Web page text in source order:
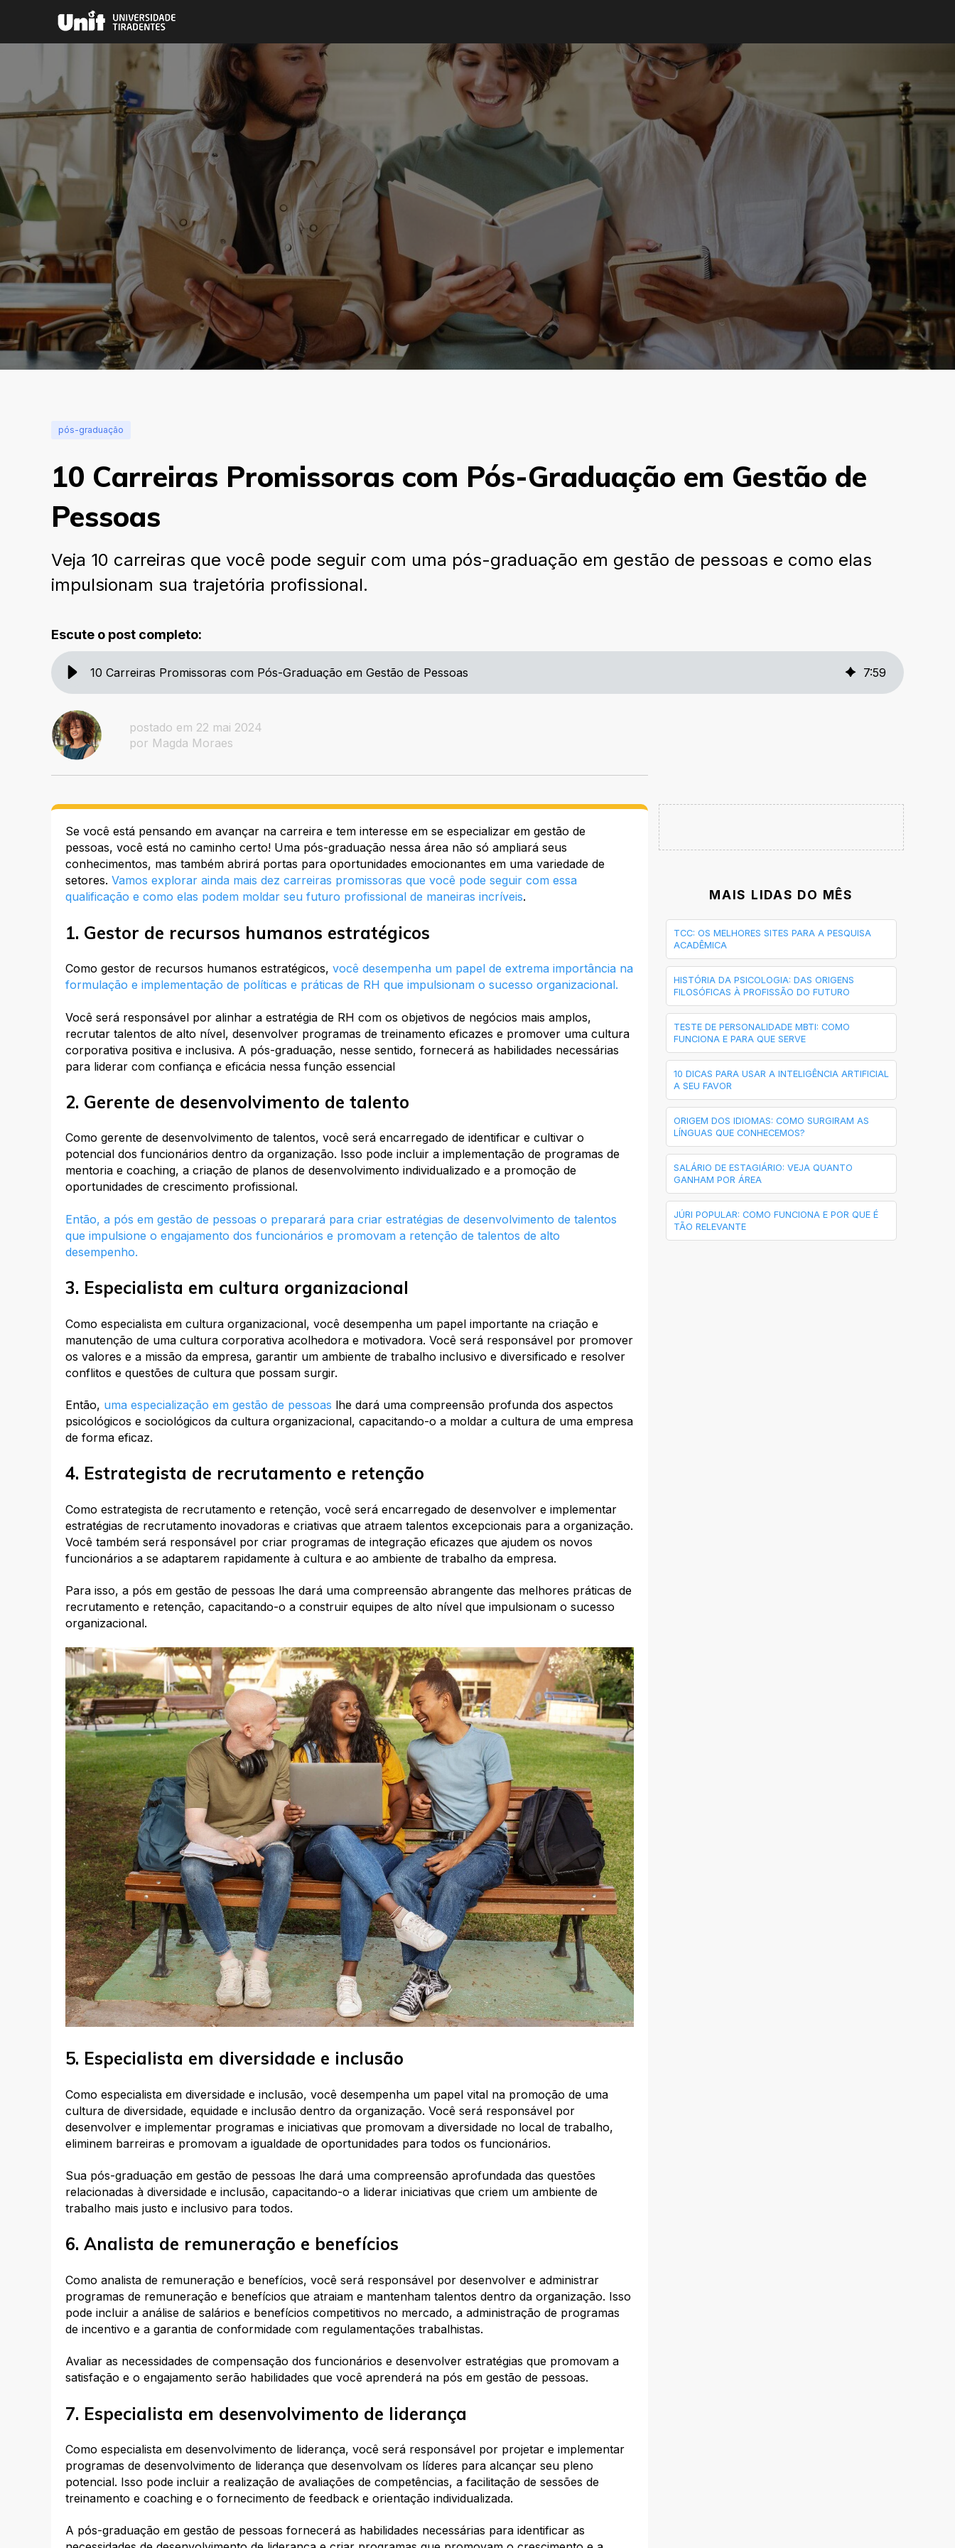
pós-graduação
10 Carreiras Promissoras com Pós-Graduação em Gestão de
Pessoas
Veja 10 carreiras que você pode seguir com uma pós-graduação em gestão de pessoas e como elas
impulsionam sua trajetória profissional.
Escute o post completo:
10 Carreiras Promissoras com Pós-Graduação em Gestão de Pessoas 7:59
postado em 22 mai 2024
por Magda Moraes
Se você está pensando em avançar na carreira e tem interesse em se especializar em gestão de
pessoas, você está no caminho certo! Uma pós-graduação nessa área não só ampliará seus
conhecimentos, mas também abrirá portas para oportunidades emocionantes em uma variedade de
setores. Vamos explorar ainda mais dez carreiras promissoras que você pode seguir com essa
qualificação e como elas podem moldar seu futuro profissional de maneiras incríveis.
1. Gestor de recursos humanos estratégicos
Como gestor de recursos humanos estratégicos, você desempenha um papel de extrema importância na
formulação e implementação de políticas e práticas de RH que impulsionam o sucesso organizacional.
Você será responsável por alinhar a estratégia de RH com os objetivos de negócios mais amplos,
recrutar talentos de alto nível, desenvolver programas de treinamento eficazes e promover uma cultura
corporativa positiva e inclusiva. A pós-graduação, nesse sentido, fornecerá as habilidades necessárias
para liderar com confiança e eficácia nessa função essencial
2. Gerente de desenvolvimento de talento
Como gerente de desenvolvimento de talentos, você será encarregado de identificar e cultivar o
potencial dos funcionários dentro da organização. Isso pode incluir a implementação de programas de
mentoria e coaching, a criação de planos de desenvolvimento individualizado e a promoção de
oportunidades de crescimento profissional.
Então, a pós em gestão de pessoas o preparará para criar estratégias de desenvolvimento de talentos
que impulsione o engajamento dos funcionários e promovam a retenção de talentos de alto
desempenho.
3. Especialista em cultura organizacional
Como especialista em cultura organizacional, você desempenha um papel importante na criação e
manutenção de uma cultura corporativa acolhedora e motivadora. Você será responsável por promover
os valores e a missão da empresa, garantir um ambiente de trabalho inclusivo e diversificado e resolver
conflitos e questões de cultura que possam surgir.
Então, uma especialização em gestão de pessoas lhe dará uma compreensão profunda dos aspectos
psicológicos e sociológicos da cultura organizacional, capacitando-o a moldar a cultura de uma empresa
de forma eficaz.
4. Estrategista de recrutamento e retenção
Como estrategista de recrutamento e retenção, você será encarregado de desenvolver e implementar
estratégias de recrutamento inovadoras e criativas que atraem talentos excepcionais para a organização.
Você também será responsável por criar programas de integração eficazes que ajudem os novos
funcionários a se adaptarem rapidamente à cultura e ao ambiente de trabalho da empresa.
Para isso, a pós em gestão de pessoas lhe dará uma compreensão abrangente das melhores práticas de
recrutamento e retenção, capacitando-o a construir equipes de alto nível que impulsionam o sucesso
organizacional.
5. Especialista em diversidade e inclusão
Como especialista em diversidade e inclusão, você desempenha um papel vital na promoção de uma
cultura de diversidade, equidade e inclusão dentro da organização. Você será responsável por
desenvolver e implementar programas e iniciativas que promovam a diversidade no local de trabalho,
eliminem barreiras e promovam a igualdade de oportunidades para todos os funcionários.
Sua pós-graduação em gestão de pessoas lhe dará uma compreensão aprofundada das questões
relacionadas à diversidade e inclusão, capacitando-o a liderar iniciativas que criem um ambiente de
trabalho mais justo e inclusivo para todos.
6. Analista de remuneração e benefícios
Como analista de remuneração e benefícios, você será responsável por desenvolver e administrar
programas de remuneração e benefícios que atraiam e mantenham talentos dentro da organização. Isso
pode incluir a análise de salários e benefícios competitivos no mercado, a administração de programas
de incentivo e a garantia de conformidade com regulamentações trabalhistas.
Avaliar as necessidades de compensação dos funcionários e desenvolver estratégias que promovam a
satisfação e o engajamento serão habilidades que você aprenderá na pós em gestão de pessoas.
7. Especialista em desenvolvimento de liderança
Como especialista em desenvolvimento de liderança, você será responsável por projetar e implementar
programas de desenvolvimento de liderança que desenvolvam os líderes para alcançar seu pleno
potencial. Isso pode incluir a realização de avaliações de competências, a facilitação de sessões de
treinamento e coaching e o fornecimento de feedback e orientação individualizada.
A pós-graduação em gestão de pessoas fornecerá as habilidades necessárias para identificar as
MAIS LIDAS DO MÊS
TCC: OS MELHORES SITES PARA A PESQUISA
ACADÊMICA
HISTÓRIA DA PSICOLOGIA: DAS ORIGENS
FILOSÓFICAS À PROFISSÃO DO FUTURO
TESTE DE PERSONALIDADE MBTI: COMO
FUNCIONA E PARA QUE SERVE
10 DICAS PARA USAR A INTELIGÊNCIA ARTIFICIAL
A SEU FAVOR
ORIGEM DOS IDIOMAS: COMO SURGIRAM AS
LÍNGUAS QUE CONHECEMOS?
SALÁRIO DE ESTAGIÁRIO: VEJA QUANTO
GANHAM POR ÁREA
JÚRI POPULAR: COMO FUNCIONA E POR QUE É
TÃO RELEVANTE